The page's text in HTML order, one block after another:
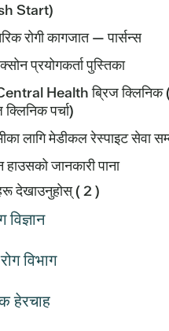
Start)
रोगी कागजात — पार्सन्स
प्रयोगकर्ता पुस्तिका
Health ब्रिज
क्लिनिक पर्चा)
लागि मेडीकल रेस्पाइट सेवा
हाउसको जानकारी पाना
देखाउनुहोस्( 2 )
विज्ञान
विभाग
हेरचाह